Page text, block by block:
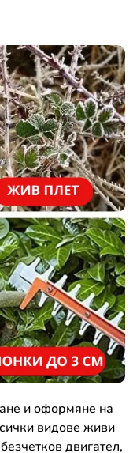
и оформяне на
видове живи
двигател,